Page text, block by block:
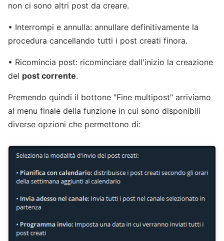
non ci sono altri post da creare.
• Interrompi e annulla: annullare definitivamente la
procedura cancellando tutti i post creati finora.
• Ricomincia post: ricominciare dall'inizio la creazione
del post corrente.
Premendo quindi il bottone "Fine multipost" arriviamo
al menu finale della funzione in cui sono disponibili
diverse opzioni che permettono di: